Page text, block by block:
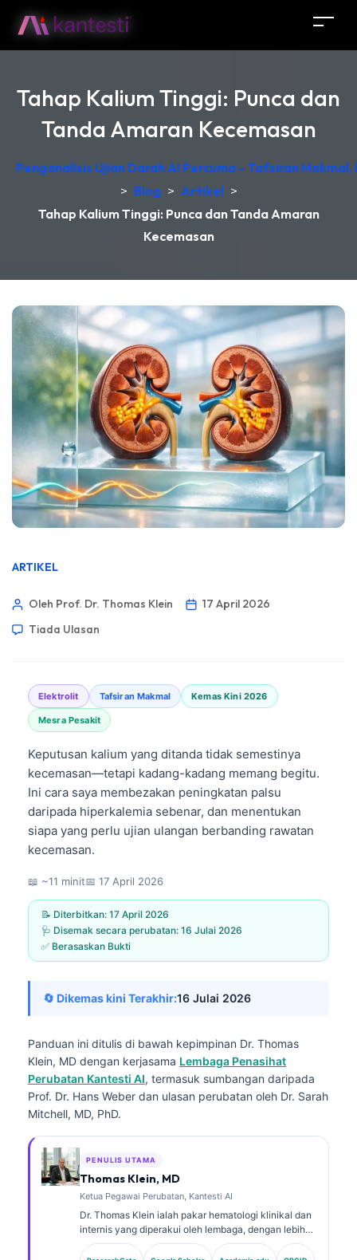
Tahap Kalium Tinggi: Punca dan
Tanda Amaran Kecemasan
Penganalisis Ujian Darah AI Percuma – Tafsiran
> Blog > Artikel >
Tahap Kalium Tinggi: Punca dan Tanda Amaran
Kecemasan
ARTIKEL
Oleh Prof. Dr. Thomas Klein
17 April 2026
Tiada Ulasan
Elektrolit Tafsiran Makmal Kemas Kini 2026
Mesra Pesakit
Keputusan kalium yang ditanda tidak semestinya
kecemasan—tetapi kadang-kadang memang begitu.
Ini cara saya membezakan peningkatan palsu
daripada hiperkalemia sebenar, dan menentukan
siapa yang perlu ujian ulangan berbanding rawatan
kecemasan.
📖 ~11 minit📅 17 April 2026
📝 Diterbitkan: 17 April 2026
🩺 Disemak secara perubatan: 16 Julai 2026
✅ Berasaskan Bukti
🔄 Dikemas kini Terakhir:16 Julai 2026
Panduan ini ditulis di bawah kepimpinan Dr. Thomas
Klein, MD dengan kerjasama Lembaga Penasihat
Perubatan Kantesti AI, termasuk sumbangan daripada
Prof. Dr. Hans Weber dan ulasan perubatan oleh Dr. Sarah
Mitchell, MD, PhD.
PENULIS UTAMA
Thomas Klein, MD
Ketua Pegawai Perubatan, Kantesti AI
Dr. Thomas Klein ialah pakar hematologi klinikal dan
internis yang diperakui oleh lembaga, dengan lebih
15 tahun pengalaman dalam perubatan makmal dan